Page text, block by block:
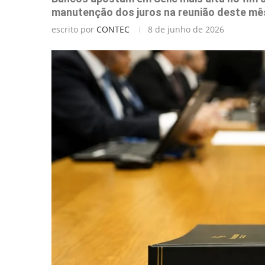
manutenção dos juros na reunião deste
escrito por CONTEC 8 de junho de 2026